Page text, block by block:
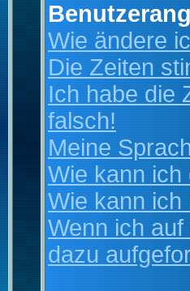
Wie ändere
Die Zeiten
Ich habe die
falsch!
Meine
Wie kann ich
Wie kann ich
Wenn ich
dazu